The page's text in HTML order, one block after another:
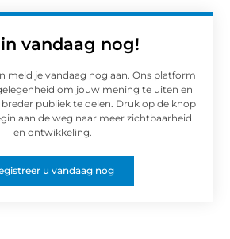
vandaag nog!
meld je vandaag nog aan. Ons platform
om jouw mening te uiten en
publiek te delen. Druk op de knop
aan de weg naar meer zichtbaarheid
en ontwikkeling.
u vandaag nog